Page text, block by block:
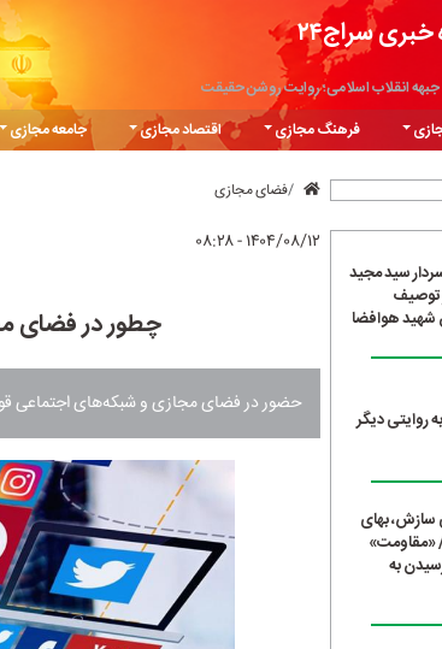
خبری سراج۲۴
انقلاب اسلامی؛ روایت روشن حقیقت
فرهنگ مجازی اقتصاد مجازی جامعه مجازی
سید مجید
توصیف
شهید هوافضا
روایتی دیگر
بهای
«مقاومت»
به
فضای مجازی
۱۴۰۴/۰۸/۱۲ - ۰۸:۲۸
چطور در فضای
حضور در فضای مجازی و شبکه‌های اجتماعی